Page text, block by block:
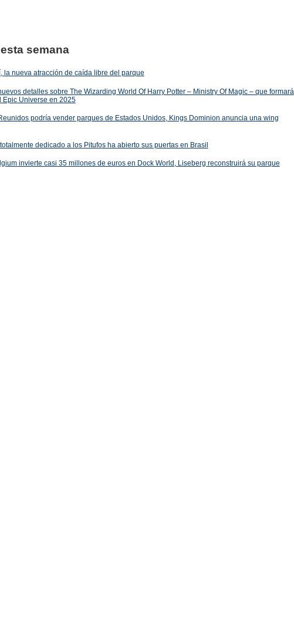
semana
la nueva atracción de caída libre del parque
detalles sobre The Wizarding World Of Harry Potter – Ministry Of Magic – que formará
Universe en 2025
podría vender parques de Estados Unidos, Kings Dominion anuncia una wing
dedicado a los Pitufos ha abierto sus puertas en Brasil
invierte casi 35 millones de euros en Dock World, Liseberg reconstruirá su parque